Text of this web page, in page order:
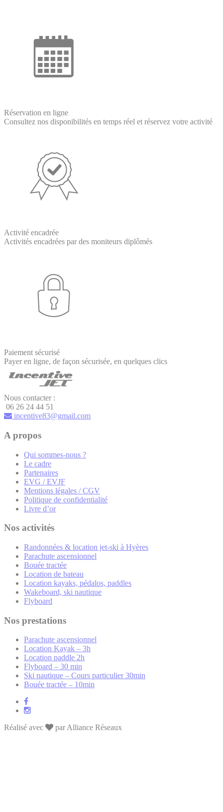
Réservation en ligne
Consultez nos disponibilités en temps réel et réservez votre activité
Activité encadrée
Activités encadrées par des moniteurs diplômés
Paiement sécurisé
Payer en ligne, de façon sécurisée, en quelques clics
Nous contacter :
06 26 24 44 51
incentive83@gmail.com
A propos
Qui sommes-nous ?
Le cadre
Partenaires
EVG / EVJF
Mentions légales / CGV
Politique de confidentialité
Livre d’or
Nos activités
Randonnées & location jet-ski à Hyères
Parachute ascensionnel
Bouée tractée
Location de bateau
Location kayaks, pédalos, paddles
Wakeboard, ski nautique
Flyboard
Nos prestations
Parachute ascensionnel
Location Kayak – 3h
Location paddle 2h
Flyboard – 30 min
Ski nautique – Cours particulier 30min
Bouée tractée – 10min
Réalisé avec par Alliance Réseaux